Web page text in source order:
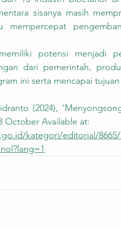
sisanya masih
mempercepat
dari pemerintah,
ini serta mencapai
(2024),
October Available at:
kategori/editorial/